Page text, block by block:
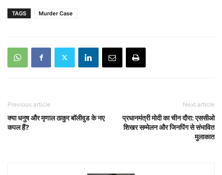
TAGS Murder Case
Previous article
क्या धनुष और मृणाल ठाकुर बॉलीवुड के नए
कपल हैं?
Next article
प्रधानमंत्री मोदी का चीन दौरा: एससीओ
शिखर सम्मेलन और जिनपिंग से संभावित
मुलाकात